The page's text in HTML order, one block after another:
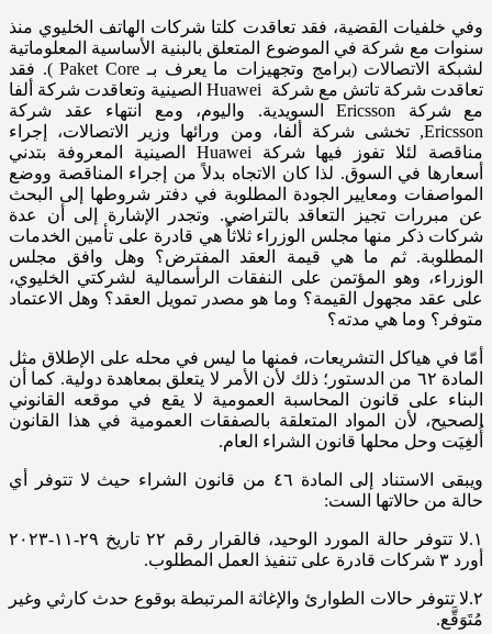
وفي خلفيات القضية، فقد تعاقدت كلتا شركات الهاتف الخليوي منذ
سنوات مع شركة في الموضوع المتعلق بالبنية الأساسية المعلوماتية
لشبكة الاتصالات (برامج وتجهيزات ما يعرف بـ Paket Core ). فقد
تعاقدت شركة تاتش مع شركة Huawei الصينية وتعاقدت شركة ألفا
مع شركة Ericsson السويدية. واليوم، ومع انتهاء عقد شركة
Ericsson, تخشى شركة ألفا، ومن ورائها وزير الاتصالات، إجراء
مناقصة لئلا تفوز فيها شركة Huawei الصينية المعروفة بتدني
أسعارها في السوق. لذا كان الاتجاه بدلاً من إجراء المناقصة ووضع
المواصفات ومعايير الجودة المطلوبة في دفتر شروطها إلى البحث
عن مبررات تجيز التعاقد بالتراضي. وتجدر الإشارة إلى أن عدة
شركات ذكر منها مجلس الوزراء ثلاثاً هي قادرة على تأمين الخدمات
المطلوبة. ثم ما هي قيمة العقد المفترض؟ وهل وافق مجلس
الوزراء، وهو المؤتمن على النفقات الرأسمالية لشركتي الخليوي،
على عقد مجهول القيمة؟ وما هو مصدر تمويل العقد؟ وهل الاعتماد
متوفر؟ وما هي مدته؟
أمّا في هياكل التشريعات، فمنها ما ليس في محله على الإطلاق مثل
المادة ٦٢ من الدستور؛ ذلك لأن الأمر لا يتعلق بمعاهدة دولية. كما أن
البناء على قانون المحاسبة العمومية لا يقع في موقعه القانوني
الصحيح، لأن المواد المتعلقة بالصفقات العمومية في هذا القانون
أُلغِيَت وحل محلها قانون الشراء العام.
ويبقى الاستناد إلى المادة ٤٦ من قانون الشراء حيث لا تتوفر أي
حالة من حالاتها الست:
١.لا تتوفر حالة المورد الوحيد، فالقرار رقم ٢٢ تاريخ ٢٩-١١-٢٠٢٣
أورد ٣ شركات قادرة على تنفيذ العمل المطلوب.
٢.لا تتوفر حالات الطوارئ والإغاثة المرتبطة بوقوع حدث كارثي وغير
مُتَوَقَّع.